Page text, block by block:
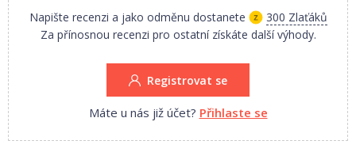
Napište recenzi a jako odměnu dostanete
300 Zlaťáků
Za přínosnou recenzi pro ostatní získáte další výhody.
Registrovat se
Máte u nás již účet? Přihlaste se